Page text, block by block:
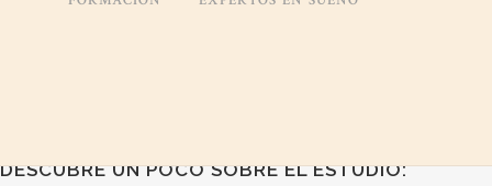
motora, la posición del cuerpo y la exposición a la luz ambiental.
DESCUBRE UN POCO SOBRE EL ESTUDIO: